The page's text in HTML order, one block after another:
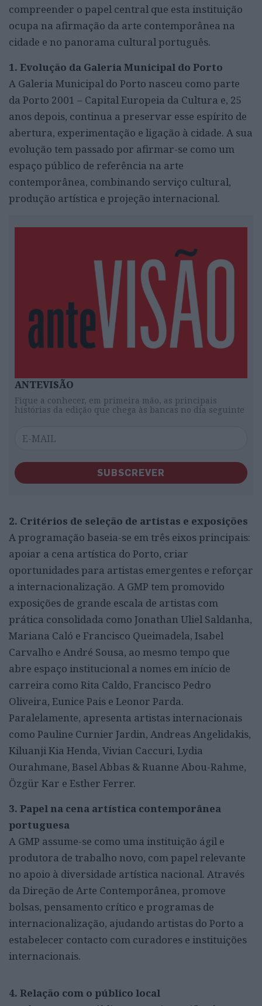
compreender o papel central que esta instituição
ocupa na afirmação da arte contemporânea na
cidade e no panorama cultural português.
1. Evolução da Galeria Municipal do Porto
A Galeria Municipal do Porto nasceu como parte
da Porto 2001 – Capital Europeia da Cultura e, 25
anos depois, continua a preservar esse espírito de
abertura, experimentação e ligação à cidade. A sua
evolução tem passado por afirmar-se como um
espaço público de referência na arte
contemporânea, combinando serviço cultural,
produção artística e projeção internacional.
ANTEVISÃO
Fique a conhecer, em primeira mão, as principais
histórias da edição que chega às bancas no dia seguinte
SUBSCREVER
2. Critérios de seleção de artistas e exposições
A programação baseia-se em três eixos principais:
apoiar a cena artística do Porto, criar
oportunidades para artistas emergentes e reforçar
a internacionalização. A GMP tem promovido
exposições de grande escala de artistas com
prática consolidada como Jonathan Uliel Saldanha,
Mariana Caló e Francisco Queimadela, Isabel
Carvalho e André Sousa, ao mesmo tempo que
abre espaço institucional a nomes em início de
carreira como Rita Caldo, Francisco Pedro
Oliveira, Eunice Pais e Leonor Parda.
Paralelamente, apresenta artistas internacionais
como Pauline Curnier Jardin, Andreas Angelidakis,
Kiluanji Kia Henda, Vivian Caccuri, Lydia
Ourahmane, Basel Abbas & Ruanne Abou-Rahme,
Özgür Kar e Esther Ferrer.
3. Papel na cena artística contemporânea
portuguesa
A GMP assume-se como uma instituição ágil e
produtora de trabalho novo, com papel relevante
no apoio à diversidade artística nacional. Através
da Direção de Arte Contemporânea, promove
bolsas, pensamento crítico e programas de
internacionalização, ajudando artistas do Porto a
estabelecer contacto com curadores e instituições
internacionais.
4. Relação com o público local